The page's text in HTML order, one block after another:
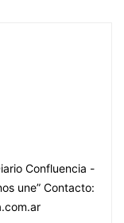
Confluencia -
une” Contacto: